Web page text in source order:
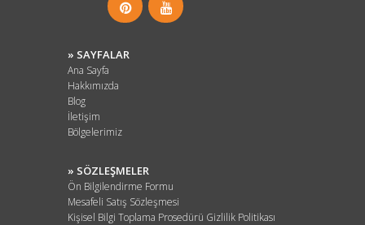
» SAYFALAR
Ana Sayfa
Hakkımızda
Blog
İletişim
Bölgelerimiz
» SÖZLEŞMELER
Ön Bilgilendirme Formu
Mesafeli Satış Sözleşmesi
Kişisel Bilgi Toplama Prosedürü Gizlilik Politikası